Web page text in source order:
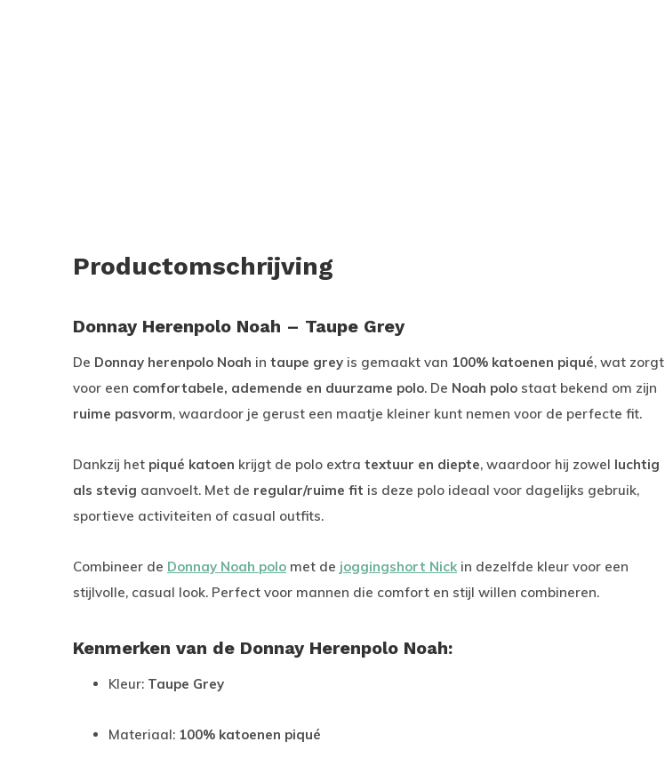
Productomschrijving
Donnay Herenpolo Noah – Taupe Grey
De Donnay herenpolo Noah in taupe grey is gemaakt van 100% katoenen piqué, wat zorgt
voor een comfortabele, ademende en duurzame polo. De Noah polo staat bekend om zijn
ruime pasvorm, waardoor je gerust een maatje kleiner kunt nemen voor de perfecte fit.
Dankzij het piqué katoen krijgt de polo extra textuur en diepte, waardoor hij zowel luchtig
als stevig aanvoelt. Met de regular/ruime fit is deze polo ideaal voor dagelijks gebruik,
sportieve activiteiten of casual outfits.
Combineer de Donnay Noah polo met de joggingshort Nick in dezelfde kleur voor een
stijlvolle, casual look. Perfect voor mannen die comfort en stijl willen combineren.
Kenmerken van de Donnay Herenpolo Noah:
Kleur: Taupe Grey
Materiaal: 100% katoenen piqué